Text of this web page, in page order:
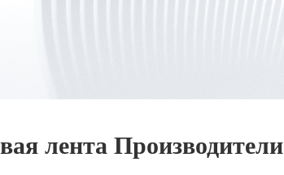
лента Производители